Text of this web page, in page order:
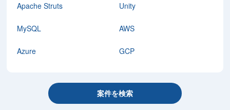
Apache Struts Unity
MySQL AWS
Azure GCP
案件を検索